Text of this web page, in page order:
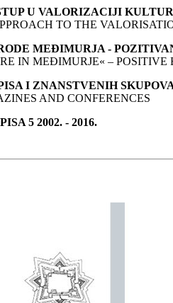
U VALORIZACIJI
TO THE
MEĐIMURJA -
IN MEĐIMURJE« –
I ZNANSTVENIH
AND CONFERENCES
5 2002. - 2016.